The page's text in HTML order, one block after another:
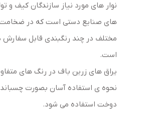
نوار های مورد نیاز سازندگان کیف و
های صنایع دستی است که در
مختلف در چند رنگبندی قابل
است.
یراق های زرین باف در رنگ های
نحوه ی استفاده آسان بصورت
دوخت استفاده می شود.